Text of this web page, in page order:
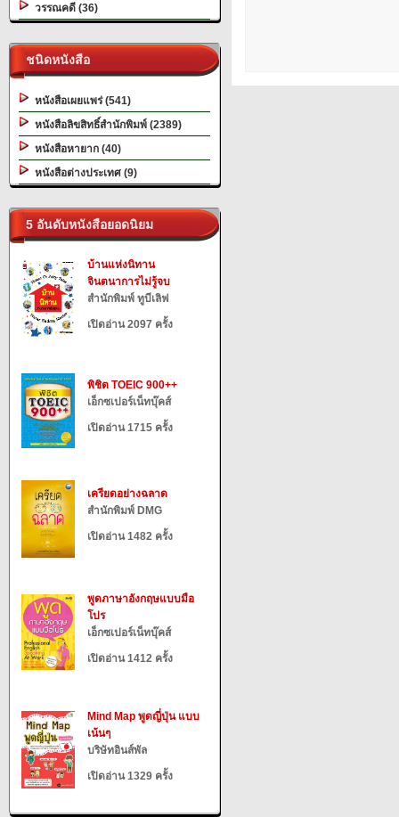
วรรณคดี (36)
ชนิดหนังสือ
หนังสือเผยแพร่ (541)
หนังสือลิขสิทธิ์สำนักพิมพ์ (2389)
หนังสือหายาก (40)
หนังสือต่างประเทศ (9)
5 อันดับหนังสือยอดนิยม
บ้านแห่งนิทาน
จินตนาการไม่รู้จบ
สำนักพิมพ์ ทูบีเลิฟ
เปิดอ่าน 2097 ครั้ง
พิชิต TOEIC 900++
เอ็กซเปอร์เน็ทบุ๊คส์
เปิดอ่าน 1715 ครั้ง
เครียดอย่างฉลาด
สำนักพิมพ์ DMG
เปิดอ่าน 1482 ครั้ง
พูดภาษาอังกฤษแบบมือ
โปร
เอ็กซเปอร์เน็ทบุ๊คส์
เปิดอ่าน 1412 ครั้ง
Mind Map พูดญี่ปุ่น แบบ
เน้นๆ
บริษัทอินส์พัล
เปิดอ่าน 1329 ครั้ง